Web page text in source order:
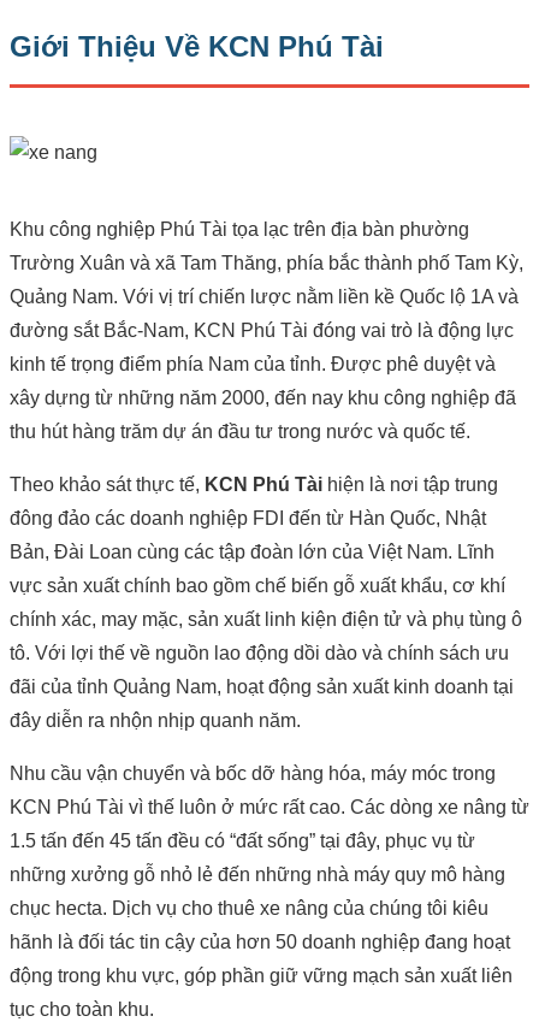
Giới Thiệu Về KCN Phú Tài
Khu công nghiệp Phú Tài tọa lạc trên địa bàn phường
Trường Xuân và xã Tam Thăng, phía bắc thành phố Tam Kỳ,
Quảng Nam. Với vị trí chiến lược nằm liền kề Quốc lộ 1A và
đường sắt Bắc-Nam, KCN Phú Tài đóng vai trò là động lực
kinh tế trọng điểm phía Nam của tỉnh. Được phê duyệt và
xây dựng từ những năm 2000, đến nay khu công nghiệp đã
thu hút hàng trăm dự án đầu tư trong nước và quốc tế.
Theo khảo sát thực tế, KCN Phú Tài hiện là nơi tập trung
đông đảo các doanh nghiệp FDI đến từ Hàn Quốc, Nhật
Bản, Đài Loan cùng các tập đoàn lớn của Việt Nam. Lĩnh
vực sản xuất chính bao gồm chế biến gỗ xuất khẩu, cơ khí
chính xác, may mặc, sản xuất linh kiện điện tử và phụ tùng ô
tô. Với lợi thế về nguồn lao động dồi dào và chính sách ưu
đãi của tỉnh Quảng Nam, hoạt động sản xuất kinh doanh tại
đây diễn ra nhộn nhịp quanh năm.
Nhu cầu vận chuyển và bốc dỡ hàng hóa, máy móc trong
KCN Phú Tài vì thế luôn ở mức rất cao. Các dòng xe nâng từ
1.5 tấn đến 45 tấn đều có “đất sống” tại đây, phục vụ từ
những xưởng gỗ nhỏ lẻ đến những nhà máy quy mô hàng
chục hecta. Dịch vụ cho thuê xe nâng của chúng tôi kiêu
hãnh là đối tác tin cậy của hơn 50 doanh nghiệp đang hoạt
động trong khu vực, góp phần giữ vững mạch sản xuất liên
tục cho toàn khu.